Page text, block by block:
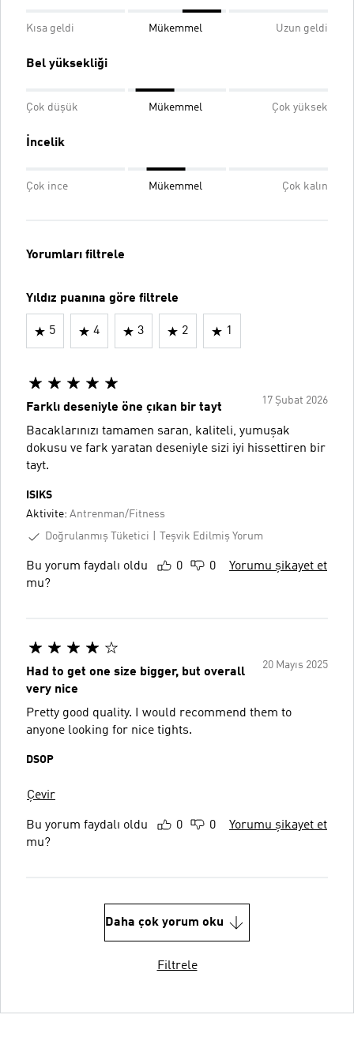
Kısa geldi Mükemmel Uzun geldi
Bel yüksekliği
Çok düşük Mükemmel Çok yüksek
İncelik
Çok ince Mükemmel Çok kalın
Yorumları filtrele
Yıldız puanına göre filtrele
5 4 3 2 1
17 Şubat 2026
Farklı deseniyle öne çıkan bir tayt
Bacaklarınızı tamamen saran, kaliteli, yumuşak
dokusu ve fark yaratan deseniyle sizi iyi hissettiren bir
tayt.
ISIKS
Aktivite: Antrenman/Fitness
Doğrulanmış Tüketici
Teşvik Edilmiş Yorum
Bu yorum faydalı oldu
mu?
0 0 Yorumu şikayet et
20 Mayıs 2025
Had to get one size bigger, but overall
very nice
Pretty good quality. I would recommend them to
anyone looking for nice tights.
DSOP
Çevir
Bu yorum faydalı oldu
mu?
0 0 Yorumu şikayet et
Daha çok yorum oku
Filtrele